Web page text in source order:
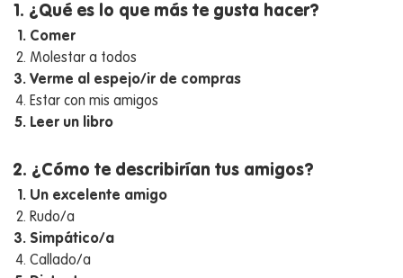
1. ¿Qué es lo que más te gusta hacer?
Comer
Molestar a todos
Verme al espejo/ir de compras
Estar con mis amigos
Leer un libro
2. ¿Cómo te describirían tus amigos?
Un excelente amigo
Rudo/a
Simpático/a
Callado/a